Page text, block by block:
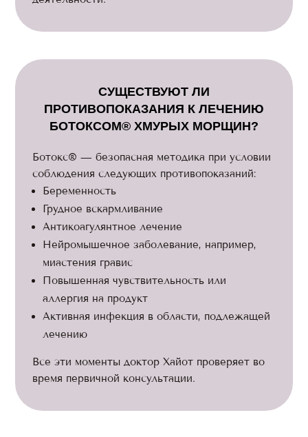
СУЩЕСТВУЮТ ЛИ
ПРОТИВОПОКАЗАНИЯ К ЛЕЧЕНИЮ
БОТОКСОМ® ХМУРЫХ МОРЩИН?
Ботокс® — безопасная методика при условии
соблюдения следующих противопоказаний:
Беременность
Грудное вскармливание
Антикоагулянтное лечение
Нейромышечное заболевание, например,
миастения гравис
Повышенная чувствительность или
аллергия на продукт
Активная инфекция в области, подлежащей
лечению
Все эти моменты доктор Хайот проверяет во
время первичной консультации.